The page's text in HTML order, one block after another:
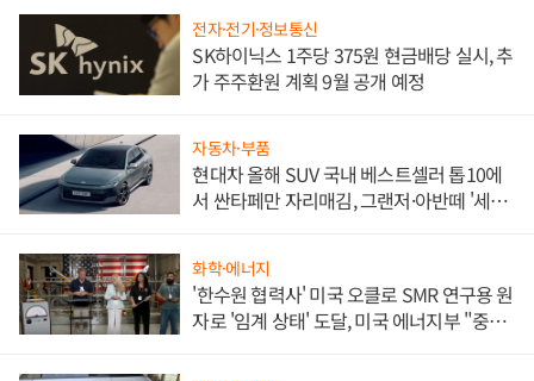
전자·전기·정보통신
SK하이닉스 1주당 375원 현금배당 실시, 추
가 주주환원 계획 9월 공개 예정
자동차·부품
현대차 올해 SUV 국내 베스트셀러 톱10에
서 싼타페만 자리매김, 그랜저·아반떼 '세단
화학·에너지
'한수원 협력사' 미국 오클로 SMR 연구용 원
자로 '임계 상태' 도달, 미국 에너지부 "중요